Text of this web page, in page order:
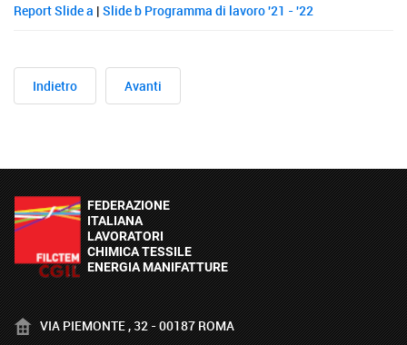
ReportSlide a | Slide b Programma di lavoro '21 - '22
Indietro Avanti
VIA PIEMONTE , 32 - 00187 ROMA